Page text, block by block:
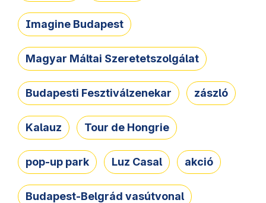
Imagine Budapest
Magyar Máltai Szeretetszolgálat
Budapesti Fesztiválzenekar zászló
Kalauz Tour de Hongrie
pop-up park Luz Casal akció
Budapest-Belgrád vasútvonal